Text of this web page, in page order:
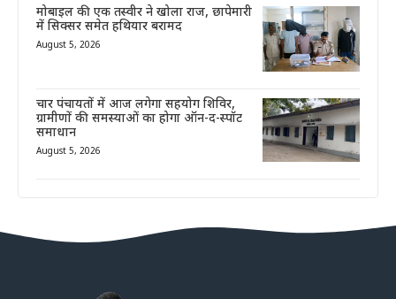
मोबाइल की एक तस्वीर ने खोला राज, छापेमारी
में सिक्सर समेत हथियार बरामद
August 5, 2026
चार पंचायतों में आज लगेगा सहयोग शिविर,
ग्रामीणों की समस्याओं का होगा ऑन-द-स्पॉट
समाधान
August 5, 2026